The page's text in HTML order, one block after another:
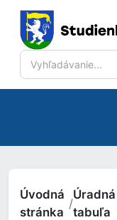
Úvodná
stránka
/
Úradná
tabuľa